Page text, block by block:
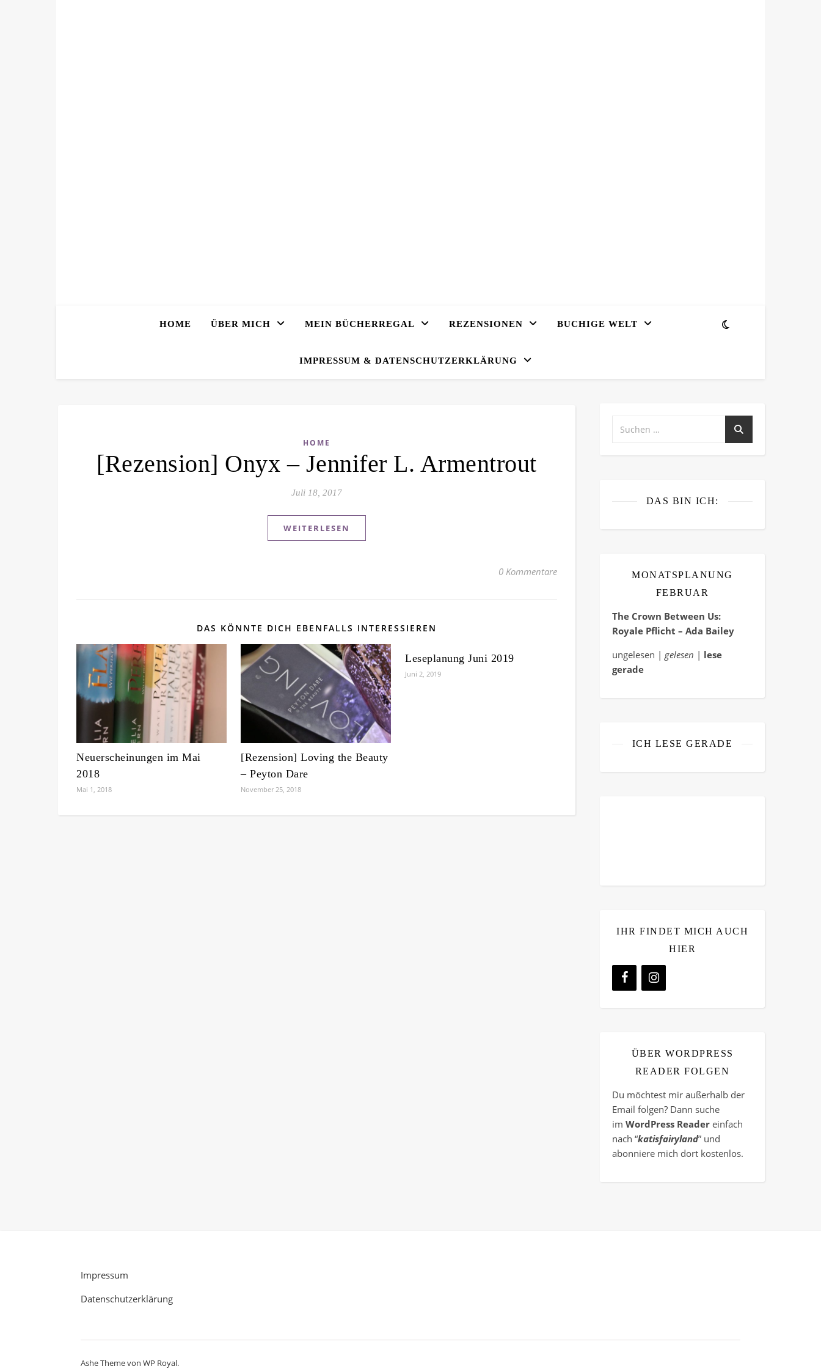
HOME ÜBER MICH MEIN BÜCHERREGAL REZENSIONEN BUCHIGE WELT
IMPRESSUM & DATENSCHUTZERKLÄRUNG
HOME
[Rezension] Onyx – Jennifer L. Armentrout
Juli 18, 2017
WEITERLESEN
0 Kommentare
DAS KÖNNTE DICH EBENFALLS INTERESSIEREN
Neuerscheinungen im Mai
2018
Mai 1, 2018
[Rezension] Loving the Beauty
– Peyton Dare
November 25, 2018
Leseplanung Juni 2019
Juni 2, 2019
DAS BIN ICH:
MONATSPLANUNG
FEBRUAR
The Crown Between Us:
Royale Pflicht – Ada Bailey
ungelesen | gelesen | lese
gerade
ICH LESE GERADE
IHR FINDET MICH AUCH
HIER
ÜBER WORDPRESS
READER FOLGEN
Du möchtest mir außerhalb der
Email folgen? Dann suche
im WordPress Reader einfach
nach “katisfairyland” und
abonniere mich dort kostenlos.
Impressum
Datenschutzerklärung
Ashe Theme von WP Royal.